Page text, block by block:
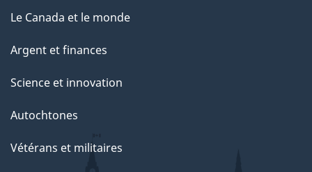
Le Canada et le monde
Argent et finances
Science et innovation
Autochtones
Vétérans et militaires